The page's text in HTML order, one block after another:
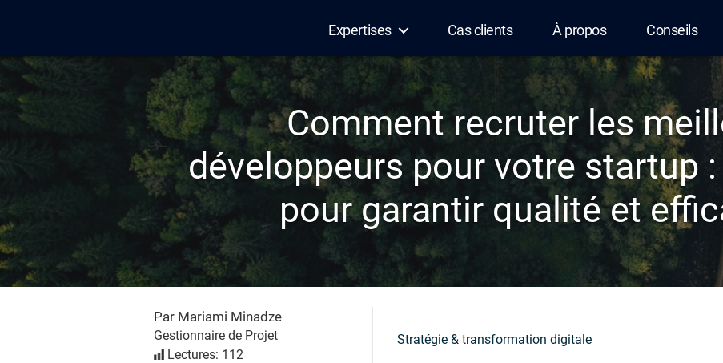
Expertises Cas clients À propos Conseils
Comment recruter les
développeurs pour votre startup
pour garantir qualité et
Par Mariami Minadze
Gestionnaire de Projet
Lectures: 112
Stratégie & transformation digitale